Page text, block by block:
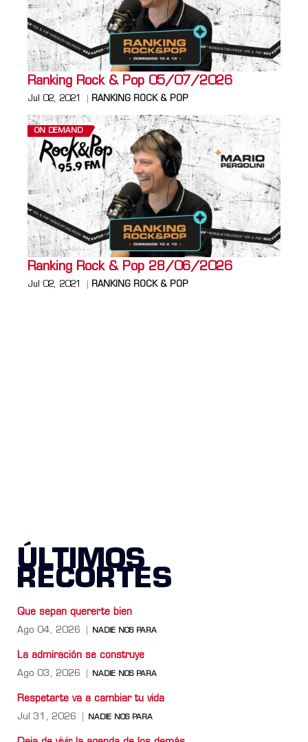
Ranking Rock & Pop 05/07/2026
Jul 02, 2021 RANKING ROCK & POP
ON DEMAND
Ranking Rock & Pop 28/06/2026
Jul 02, 2021 RANKING ROCK & POP
ÚLTIMOS
RECORTES
Que sepan quererte bien
Ago 04, 2026 NADIE NOS PARA
La admiración se construye
Ago 03, 2026 NADIE NOS PARA
Respetarte va a cambiar tu vida
Jul 31, 2026 NADIE NOS PARA